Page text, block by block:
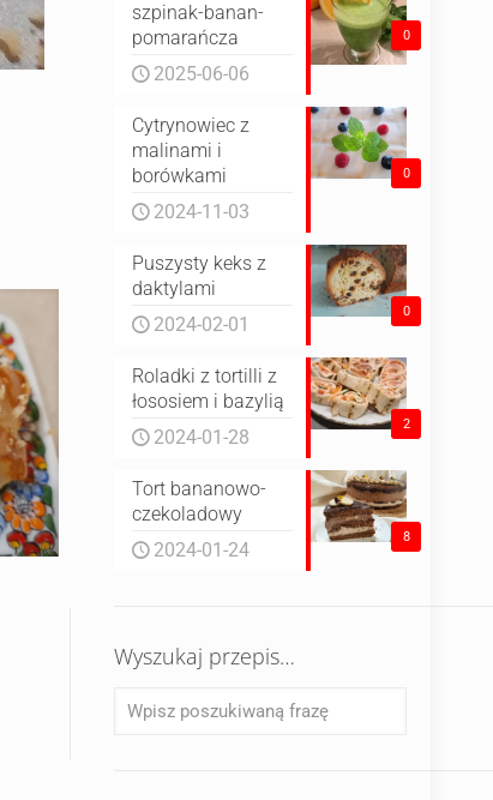
0
szpinak-banan-
pomarańcza
2025-06-06
0
Cytrynowiec z
malinami i
borówkami
2024-11-03
0
Puszysty keks z
daktylami
2024-02-01
2
Roladki z tortilli z
łososiem i bazylią
2024-01-28
8
Tort bananowo-
czekoladowy
2024-01-24
Wyszukaj przepis…